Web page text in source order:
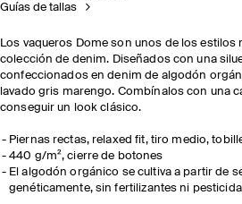
Guías de tallas
Los vaqueros Dome son unos de los estilos
colección de denim. Diseñados con una
confeccionados en denim de algodón
lavado gris marengo. Combínalos con una
conseguir un look clásico.
Piernas rectas, relaxed fit, tiro medio,
440 g/m², cierre de botones
El algodón orgánico se cultiva a partir de
genéticamente, sin fertilizantes ni